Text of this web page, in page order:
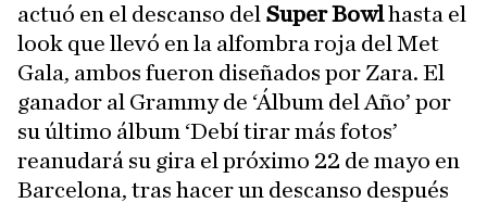
actuó en el descanso del Super Bowlhasta el
look que llevó en la alfombra roja del Met
Gala, ambos fueron diseñados por Zara. El
ganador al Grammy de ‘Álbum del Año’ por
su último álbum ‘Debí tirar más fotos’
reanudará su gira el próximo 22 de mayo en
Barcelona, tras hacer un descanso después